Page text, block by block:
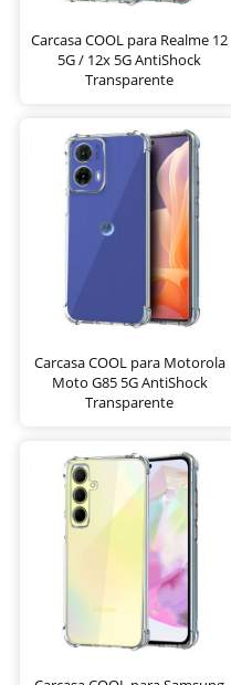
Carcasa COOL para Realme 12
5G / 12x 5G AntiShock
Transparente
Carcasa COOL para Motorola
Moto G85 5G AntiShock
Transparente